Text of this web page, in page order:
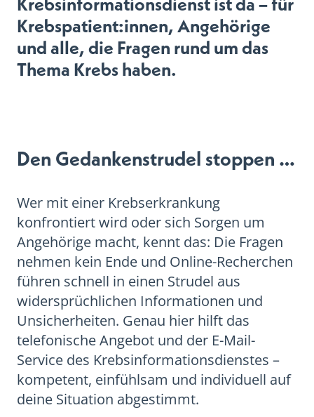
Krebspatient:innen, Angehörige
und alle, die Fragen rund um das
Thema Krebs haben.
Den Gedankenstrudel stoppen …
Wer mit einer Krebserkrankung
konfrontiert wird oder sich Sorgen um
Angehörige macht, kennt das: Die Fragen
nehmen kein Ende und Online-Recherchen
führen schnell in einen Strudel aus
widersprüchlichen Informationen und
Unsicherheiten. Genau hier hilft das
telefonische Angebot und der E-Mail-
Service des Krebsinformationsdienstes –
kompetent, einfühlsam und individuell auf
deine Situation abgestimmt.